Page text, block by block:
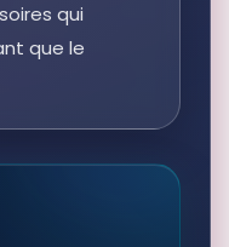
VÉRIFIER
qui
que le